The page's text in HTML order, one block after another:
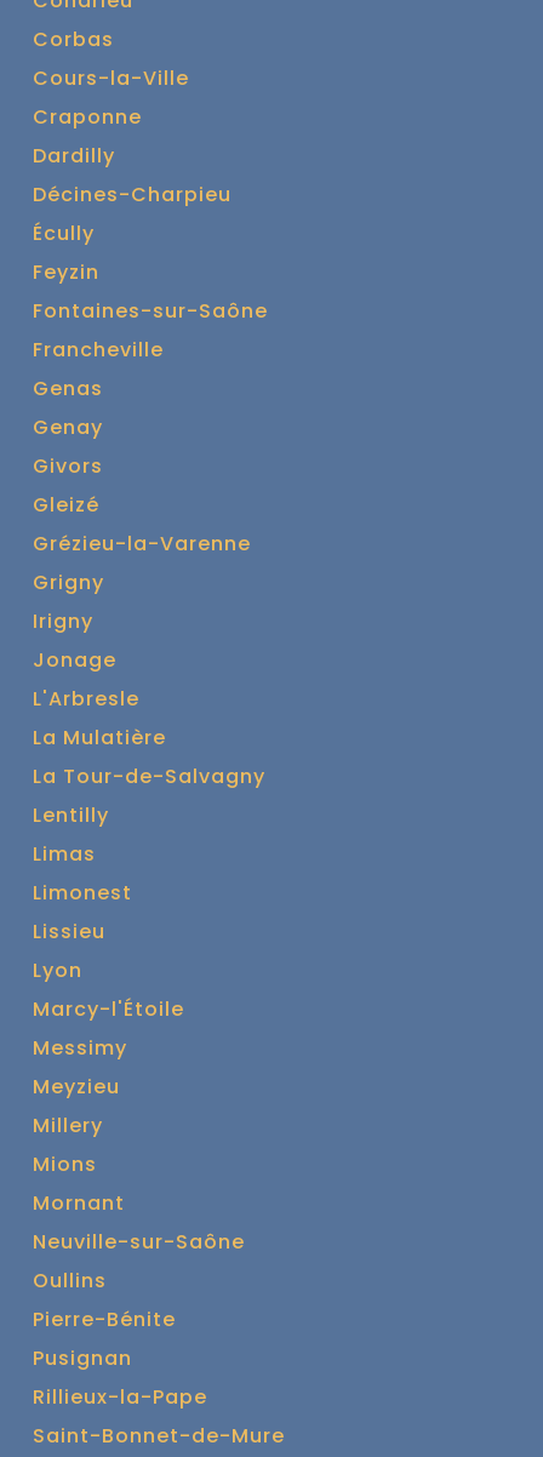
Corbas
Cours-la-Ville
Craponne
Dardilly
Décines-Charpieu
Écully
Feyzin
Fontaines-sur-Saône
Francheville
Genas
Genay
Givors
Gleizé
Grézieu-la-Varenne
Grigny
Irigny
Jonage
L'Arbresle
La Mulatière
La Tour-de-Salvagny
Lentilly
Limas
Limonest
Lissieu
Lyon
Marcy-l'Étoile
Messimy
Meyzieu
Millery
Mions
Mornant
Neuville-sur-Saône
Oullins
Pierre-Bénite
Pusignan
Rillieux-la-Pape
Saint-Bonnet-de-Mure